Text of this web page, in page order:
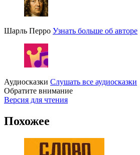
Шарль Перро Узнать больше об авторе
Аудиосказки Слушать все аудиосказки
Обратите внимание
Версия для чтения
Похожее